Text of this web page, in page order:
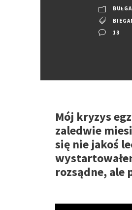
13
Mój kryzys
zaledwie
się nie jakoś
rozsądne, ale